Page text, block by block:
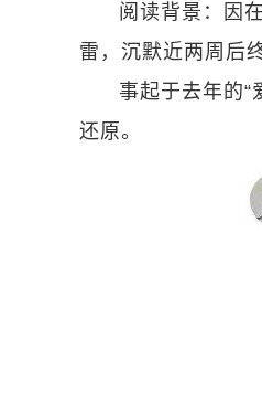
阅读背景：因
雷，沉默近两周后
事起于去年的“
还原。